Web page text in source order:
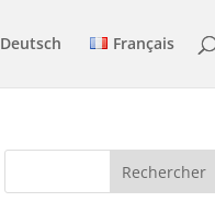
Deutsch Français